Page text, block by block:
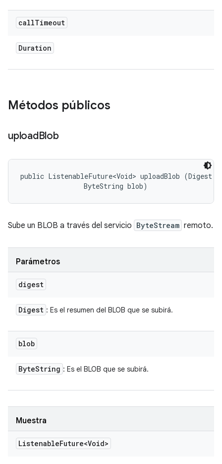
callTimeout
Duration
Métodos públicos
uploadBlob
public ListenableFuture<Void> uploadBlob (Digest
                ByteString blob)
Sube un BLOB a través del servicio ByteStream remoto.
Parámetros
digest
Digest : Es el resumen del BLOB que se subirá.
blob
ByteString : Es el BLOB que se subirá.
Muestra
ListenableFuture<Void>